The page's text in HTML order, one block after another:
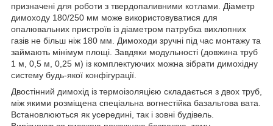
призначені для роботи з твердопаливними котлами. Діаметр
димоходу 180/250 мм може використовуватися для
опалювальних пристроїв із діаметром патрубка вихлопних
газів не більш ніж 180 мм. Димоходи зручні під час монтажу та
займають мінімум площі. Завдяки модульності (довжина труб
1 м, 0,5 м, 0,25 м) із комплектуючих можна зібрати димохідну
систему будь-якої конфігурації.
Двостінний димохід із термоізоляцією складається з двох труб,
між якими розміщена спеціальна вогнестійка базальтова вата.
Встановлюються як усередині, так і зовні будівель.